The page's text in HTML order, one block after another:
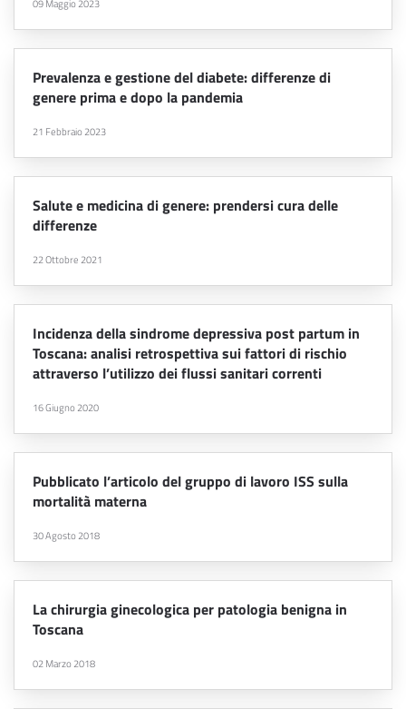
09 Maggio 2023
Prevalenza e gestione del diabete: differenze di
genere prima e dopo la pandemia
21 Febbraio 2023
Salute e medicina di genere: prendersi cura delle
differenze
22 Ottobre 2021
Incidenza della sindrome depressiva post partum in
Toscana: analisi retrospettiva sui fattori di rischio
attraverso l’utilizzo dei flussi sanitari correnti
16 Giugno 2020
Pubblicato l’articolo del gruppo di lavoro ISS sulla
mortalità materna
30 Agosto 2018
La chirurgia ginecologica per patologia benigna in
Toscana
02 Marzo 2018